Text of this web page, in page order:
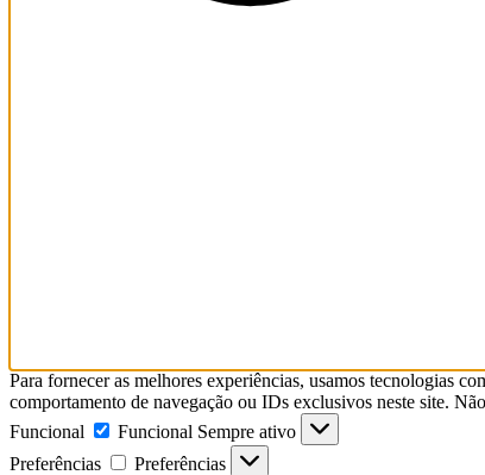
Para fornecer as melhores experiências, usamos tecnologias
comportamento de navegação ou IDs exclusivos neste site.
Funcional
Funcional Sempre ativo
Preferências
Preferências